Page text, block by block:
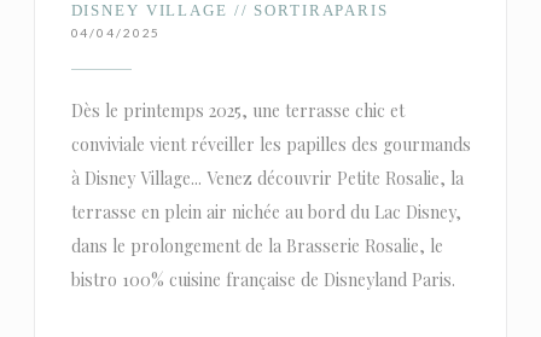
DISNEY VILLAGE // SORTIRAPARIS
04/04/2025
Dès le printemps 2025, une terrasse chic et
conviviale vient réveiller les papilles des gourmands
à Disney Village... Venez découvrir Petite Rosalie, la
terrasse en plein air nichée au bord du Lac Disney,
dans le prolongement de la Brasserie Rosalie, le
bistro 100% cuisine française de Disneyland Paris.